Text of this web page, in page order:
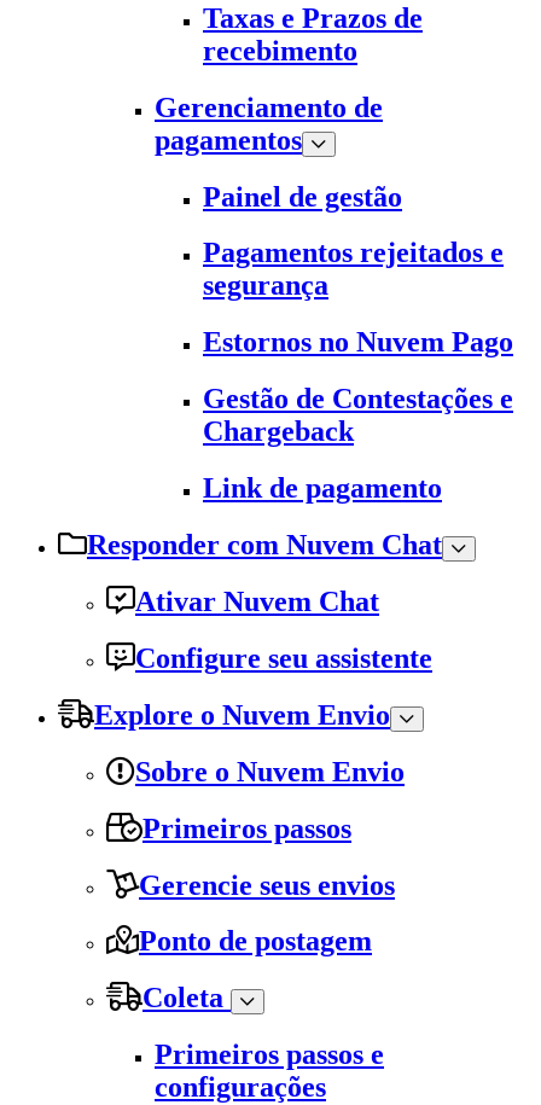
Taxas e Prazos de
recebimento
Gerenciamento de
pagamentos
Painel de gestão
Pagamentos rejeitados e
segurança
Estornos no Nuvem Pago
Gestão de Contestações e
Chargeback
Link de pagamento
Responder com Nuvem Chat
Ativar Nuvem Chat
Configure seu assistente
Explore o Nuvem Envio
Sobre o Nuvem Envio
Primeiros passos
Gerencie seus envios
Ponto de postagem
Coleta
Primeiros passos e
configurações